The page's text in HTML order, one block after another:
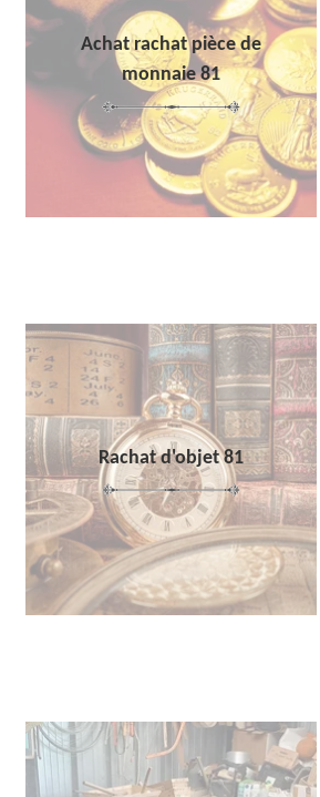
Achat rachat pièce de
monnaie 81
Rachat d'objet 81